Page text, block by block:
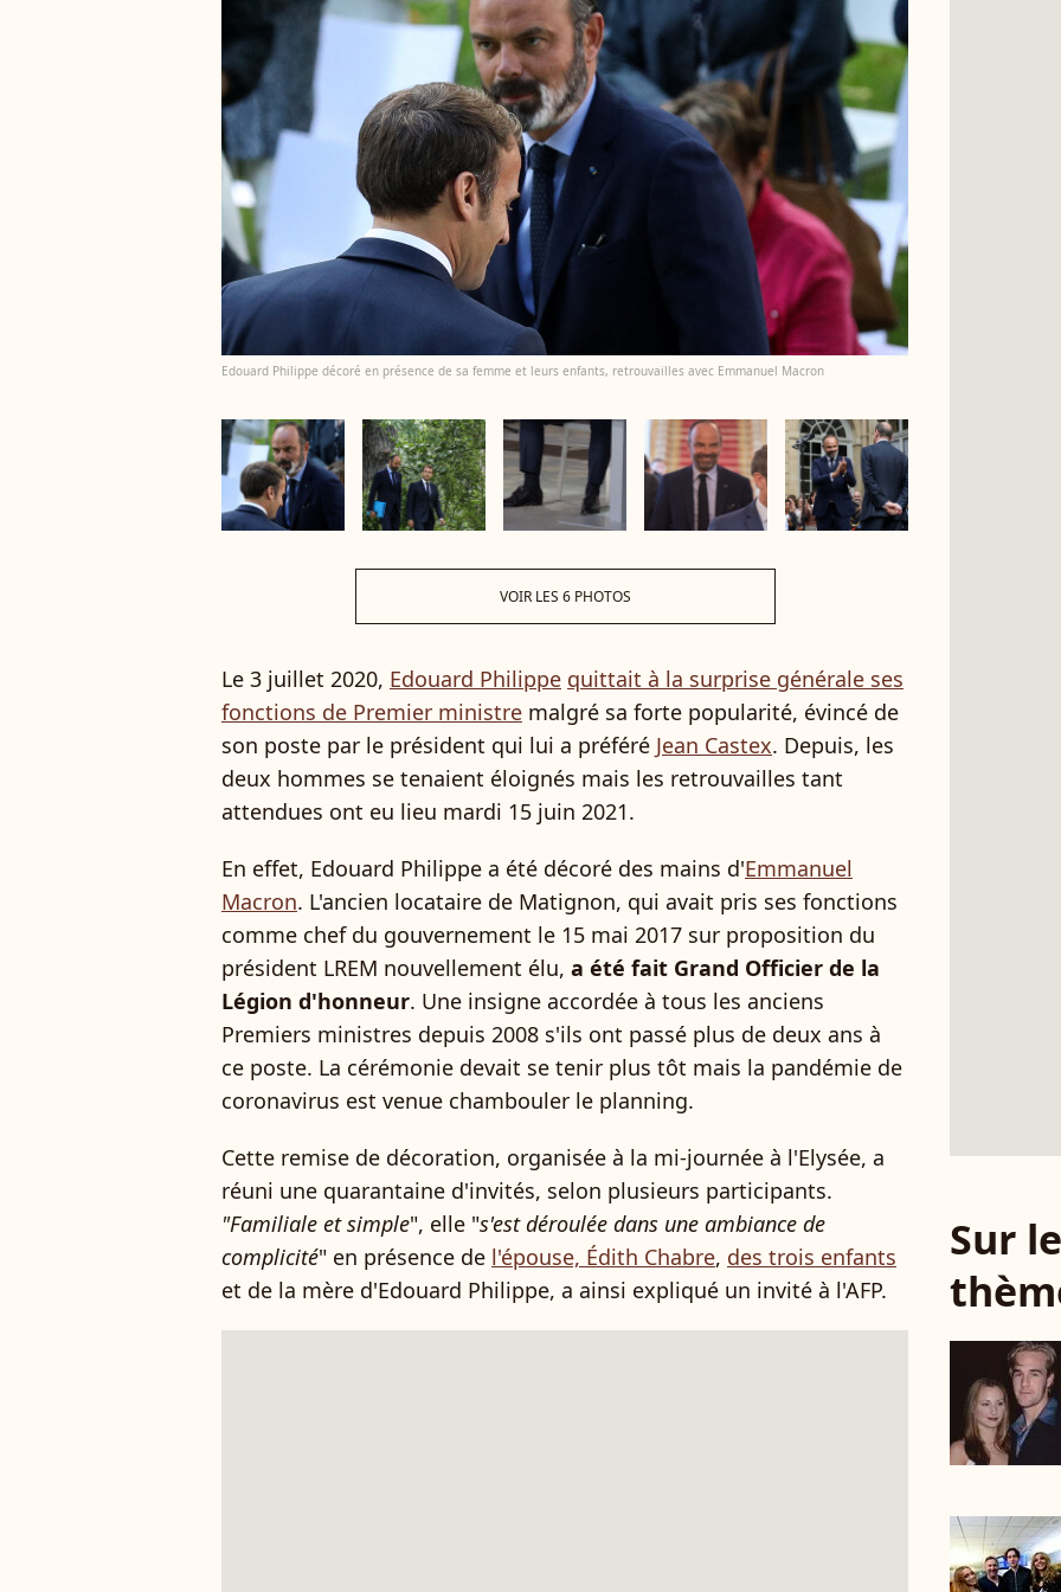
Edouard Philippe décoré en présence de sa femme et leurs enfants, retrouvailles avec Emmanuel Macron
VOIR LES 6 PHOTOS
Le 3 juillet 2020, Edouard Philippe quittait à la surprise générale ses
fonctions de Premier ministre malgré sa forte popularité, évincé de
son poste par le président qui lui a préféré Jean Castex. Depuis, les
deux hommes se tenaient éloignés mais les retrouvailles tant
attendues ont eu lieu mardi 15 juin 2021.
En effet, Edouard Philippe a été décoré des mains d'Emmanuel
Macron. L'ancien locataire de Matignon, qui avait pris ses fonctions
comme chef du gouvernement le 15 mai 2017 sur proposition du
président LREM nouvellement élu, a été fait Grand Officier de la
Légion d'honneur. Une insigne accordée à tous les anciens
Premiers ministres depuis 2008 s'ils ont passé plus de deux ans à
ce poste. La cérémonie devait se tenir plus tôt mais la pandémie de
coronavirus est venue chambouler le planning.
Cette remise de décoration, organisée à la mi-journée à l'Elysée, a
réuni une quarantaine d'invités, selon plusieurs participants.
"Familiale et simple", elle "s'est déroulée dans une ambiance de
complicité" en présence de l'épouse, Édith Chabre, des trois enfants
et de la mère d'Edouard Philippe, a ainsi expliqué un invité à l'AFP.
Sur